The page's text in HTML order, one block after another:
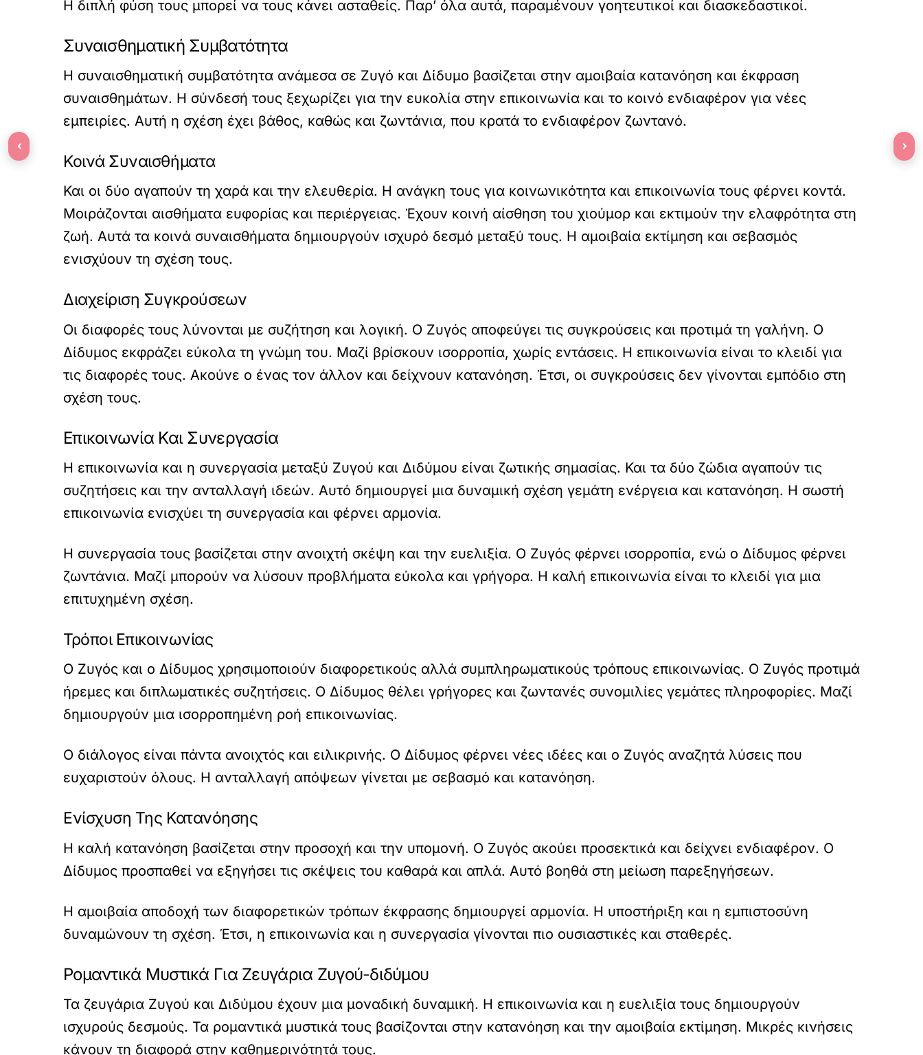
Η διπλή φύση τους μπορεί να τους κάνει ασταθείς. Παρ’ όλα αυτά, παραμένουν γοητευτικοί και διασκεδαστικοί.
Συναισθηματική Συμβατότητα
Η συναισθηματική συμβατότητα ανάμεσα σε Ζυγό και Δίδυμο βασίζεται στην αμοιβαία κατανόηση και έκφραση
συναισθημάτων. Η σύνδεσή τους ξεχωρίζει για την ευκολία στην επικοινωνία και το κοινό ενδιαφέρον για νέες
εμπειρίες. Αυτή η σχέση έχει βάθος, καθώς και ζωντάνια, που κρατά το ενδιαφέρον ζωντανό.
Κοινά Συναισθήματα
Και οι δύο αγαπούν τη χαρά και την ελευθερία. Η ανάγκη τους για κοινωνικότητα και επικοινωνία τους φέρνει κοντά.
Μοιράζονται αισθήματα ευφορίας και περιέργειας. Έχουν κοινή αίσθηση του χιούμορ και εκτιμούν την ελαφρότητα στη
ζωή. Αυτά τα κοινά συναισθήματα δημιουργούν ισχυρό δεσμό μεταξύ τους. Η αμοιβαία εκτίμηση και σεβασμός
ενισχύουν τη σχέση τους.
Διαχείριση Συγκρούσεων
Οι διαφορές τους λύνονται με συζήτηση και λογική. Ο Ζυγός αποφεύγει τις συγκρούσεις και προτιμά τη γαλήνη. Ο
Δίδυμος εκφράζει εύκολα τη γνώμη του. Μαζί βρίσκουν ισορροπία, χωρίς εντάσεις. Η επικοινωνία είναι το κλειδί για
τις διαφορές τους. Ακούνε ο ένας τον άλλον και δείχνουν κατανόηση. Έτσι, οι συγκρούσεις δεν γίνονται εμπόδιο στη
σχέση τους.
Επικοινωνία Και Συνεργασία
Η επικοινωνία και η συνεργασία μεταξύ Ζυγού και Διδύμου είναι ζωτικής σημασίας. Και τα δύο ζώδια αγαπούν τις
συζητήσεις και την ανταλλαγή ιδεών. Αυτό δημιουργεί μια δυναμική σχέση γεμάτη ενέργεια και κατανόηση. Η σωστή
επικοινωνία ενισχύει τη συνεργασία και φέρνει αρμονία.
Η συνεργασία τους βασίζεται στην ανοιχτή σκέψη και την ευελιξία. Ο Ζυγός φέρνει ισορροπία, ενώ ο Δίδυμος φέρνει
ζωντάνια. Μαζί μπορούν να λύσουν προβλήματα εύκολα και γρήγορα. Η καλή επικοινωνία είναι το κλειδί για μια
επιτυχημένη σχέση.
Τρόποι Επικοινωνίας
Ο Ζυγός και ο Δίδυμος χρησιμοποιούν διαφορετικούς αλλά συμπληρωματικούς τρόπους επικοινωνίας. Ο Ζυγός προτιμά
ήρεμες και διπλωματικές συζητήσεις. Ο Δίδυμος θέλει γρήγορες και ζωντανές συνομιλίες γεμάτες πληροφορίες. Μαζί
δημιουργούν μια ισορροπημένη ροή επικοινωνίας.
Ο διάλογος είναι πάντα ανοιχτός και ειλικρινής. Ο Δίδυμος φέρνει νέες ιδέες και ο Ζυγός αναζητά λύσεις που
ευχαριστούν όλους. Η ανταλλαγή απόψεων γίνεται με σεβασμό και κατανόηση.
Ενίσχυση Της Κατανόησης
Η καλή κατανόηση βασίζεται στην προσοχή και την υπομονή. Ο Ζυγός ακούει προσεκτικά και δείχνει ενδιαφέρον. Ο
Δίδυμος προσπαθεί να εξηγήσει τις σκέψεις του καθαρά και απλά. Αυτό βοηθά στη μείωση παρεξηγήσεων.
Η αμοιβαία αποδοχή των διαφορετικών τρόπων έκφρασης δημιουργεί αρμονία. Η υποστήριξη και η εμπιστοσύνη
δυναμώνουν τη σχέση. Έτσι, η επικοινωνία και η συνεργασία γίνονται πιο ουσιαστικές και σταθερές.
Ρομαντικά Μυστικά Για Ζευγάρια Ζυγού-διδύμου
Τα ζευγάρια Ζυγού και Διδύμου έχουν μια μοναδική δυναμική. Η επικοινωνία και η ευελιξία τους δημιουργούν
ισχυρούς δεσμούς. Τα ρομαντικά μυστικά τους βασίζονται στην κατανόηση και την αμοιβαία εκτίμηση. Μικρές κινήσεις
κάνουν τη διαφορά στην καθημερινότητά τους.
‹ ›